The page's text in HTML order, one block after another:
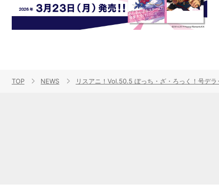
TOP NEWS リスアニ！Vol.50.5 ぼっち・ざ・ろっく！号デ